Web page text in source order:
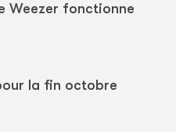
Weezer fonctionne
la fin octobre